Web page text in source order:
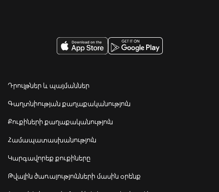
Դրույթներ և պայմաններ
Գաղտնիության քաղաքականություն
Քուքիների քաղաքականություն
Համապատասխանություն
Կարգավորեք քուքիները
Թվային ծառայությունների մասին օրենք